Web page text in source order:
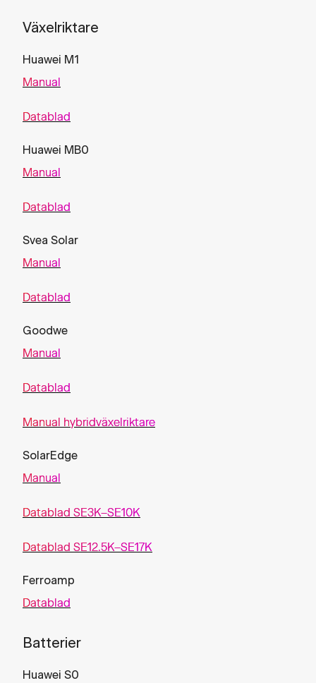
Växelriktare
Huawei M1
Manual
Datablad
Huawei MB0
Manual
Datablad
Svea Solar
Manual
Datablad
Goodwe
Manual
Datablad
Manual hybridväxelriktare
SolarEdge
Manual
Datablad SE3K–SE10K
Datablad SE12.5K–SE17K
Ferroamp
Datablad
Batterier
Huawei S0